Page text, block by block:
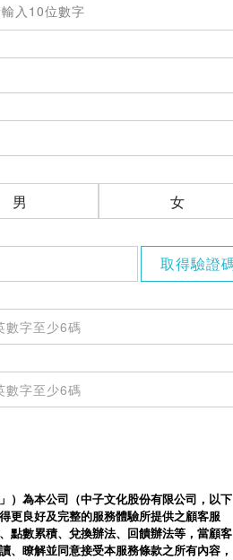
男 女
）為本公司（中子文化股份有限公司，以下
更良好及完整的服務體驗所提供之顧客服
點數累積、兌換辦法、回饋辦法等，當顧客
、瞭解並同意接受本服務條款之所有內容，